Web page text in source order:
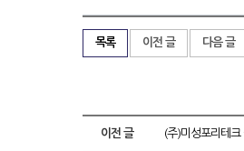
목록 이전 글 다음 글
이전 글 (주)미성포리테